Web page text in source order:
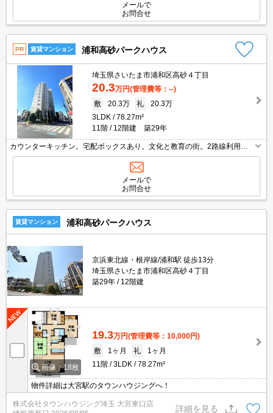
メールで
お問合せ
PR 賃貸マンション 浦和高砂パークハウス
埼玉県さいたま市浦和区高砂４丁目
20.3万円(管理費等：--)
敷
20.3万 礼
20.3万
3LDK
78.27m²
11階
12階建 築29年
カウンターキッチン。宅配ボックスあり。文化と教育の街。2路線利用で
きて通勤便利。人気のオートロック付マンション。最新の空室状況はお気
軽にお問い合わせ下さい。内見予約受付中。
メールで
お問合せ
賃貸マンション 浦和高砂パークハウス
京浜東北線・根岸線/浦和駅 徒歩13分
埼玉県さいたま市浦和区高砂４丁目
築29年
12階建
画像：18枚
19.3万円(管理費等：10,000円)
敷
1ヶ月 礼
1ヶ月
11階
3LDK 78.27m²
物件詳細は大宮駅のタウンハウジングへ！
株式会社タウンハウジング埼玉 大宮東口店
詳細を見る